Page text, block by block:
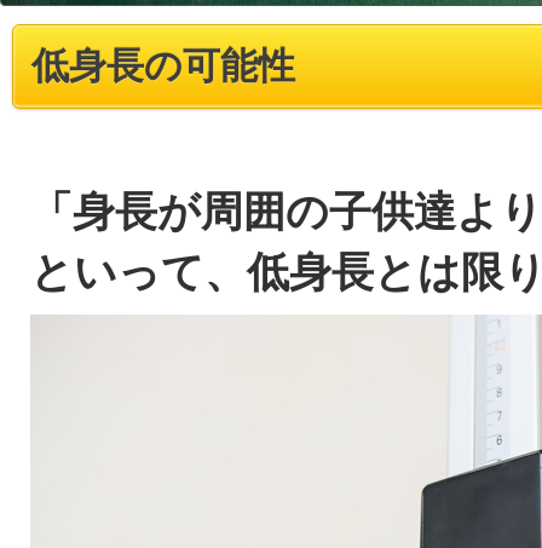
低身長の可能性
「身長が周囲の子供達よ
といって、低身長とは限